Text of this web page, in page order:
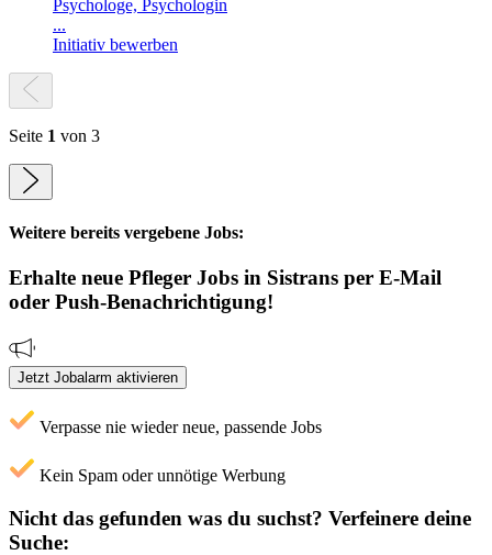
Psychologe, Psychologin
...
Initiativ bewerben
Seite 1 von 3
Weitere bereits vergebene Jobs:
Erhalte neue Pfleger Jobs in Sistrans per E-Mail
oder Push-Benachrichtigung!
Jetzt Jobalarm aktivieren
Verpasse nie wieder neue, passende Jobs
Kein Spam oder unnötige Werbung
Nicht das gefunden was du suchst? Verfeinere deine
Suche: